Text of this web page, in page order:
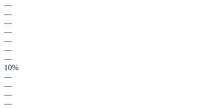
—
—
—
—
—
—
—
10%
—
—
—
—